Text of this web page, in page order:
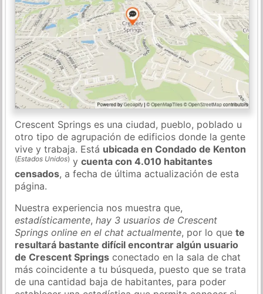
Crescent Springs es una ciudad, pueblo, poblado u
otro tipo de agrupación de edificios donde la gente
vive y trabaja. Está ubicada en Condado de Kenton
(Estados Unidos) ycuenta con 4.010 habitantes
censados, a fecha de última actualización de esta
página.
Nuestra experiencia nos muestra que,
estadísticamente,hay 3 usuarios de Crescent
Springs online en el chat actualmente, por lo quete
resultará bastante difícil encontrar algún usuario
de Crescent Springs conectado en la sala de chat
más coincidente a tu búsqueda, puesto que se trata
de una cantidad baja de habitantes, para poder